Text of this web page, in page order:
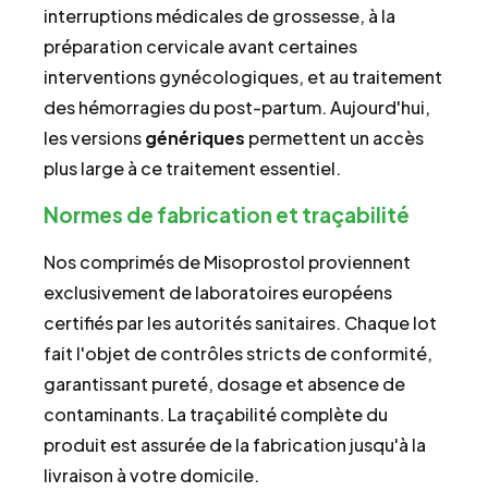
interruptions médicales de grossesse, à la
préparation cervicale avant certaines
interventions gynécologiques, et au traitement
des hémorragies du post-partum. Aujourd'hui,
les versionsgénériques permettent un accès
plus large à ce traitement essentiel.
Normes de fabrication et traçabilité
Nos comprimés de Misoprostol proviennent
exclusivement de laboratoires européens
certifiés par les autorités sanitaires. Chaque lot
fait l'objet de contrôles stricts de conformité,
garantissant pureté, dosage et absence de
contaminants. La traçabilité complète du
produit est assurée de la fabrication jusqu'à la
livraison à votre domicile.